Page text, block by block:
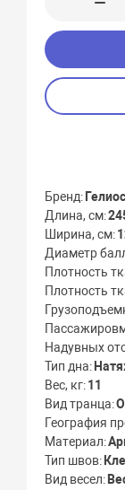
Бренд Гелиос
Длина, см
Ширина, см
Диаметр
Плотность
Плотность
Надувных
Тип дна
Вес, кг 11
Вид транца
География
Материал
Тип швов
Вид весел